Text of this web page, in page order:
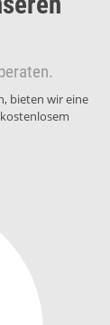
bieten wir eine